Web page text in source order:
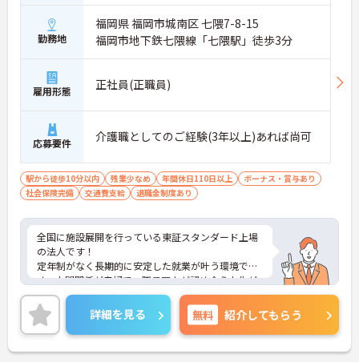
勤務地
福岡県 福岡市城南区 七隈7-8-15
福岡市地下鉄七隈線「七隈駅」徒歩3分
雇用形態 正社員(正職員)
応募要件 介護職としてのご経験(3年以上)あれば尚可
駅から徒歩10分以内 残業少なめ 年間休日110日以上
ボーナス・賞与あり
社会保険完備
交通費支給 退職金制度あり
全国に施設展開を行っている東証スタンダード上場
の法人です！
定年制がなく長期的に安定した就業が叶う環境で
す。人間関係が良好で、職員同士が認め合う文化が
根付いています。
ご興味のある方には、面接対策ポイントなど、さら
に詳細をご案内しますのでお気軽にご相談くださ
い！
詳細を見る 無料 紹介してもらう